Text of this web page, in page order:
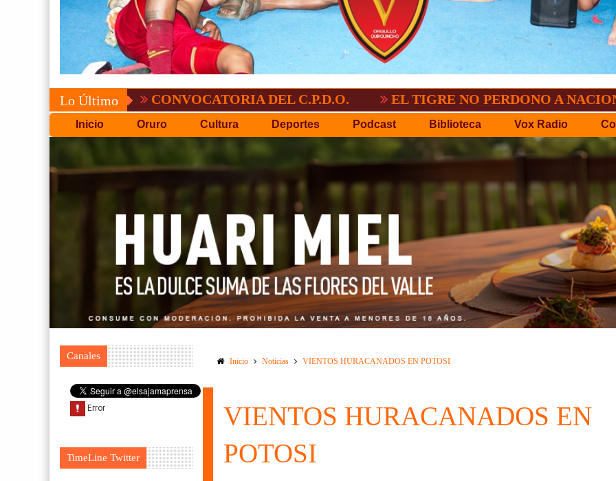
Lo Último
CONVOCATORIA DEL C.P.D.O. EL TIGRE NO PERDONO A NACIONAL:2-3
Inicio Oruro Cultura Deportes Podcast Biblioteca Vox Radio
Canales
TimeLine Twitter
Inicio Noticias VIENTOS HURACANADOS EN POTOSI
VIENTOS HURACANADOS EN
POTOSI